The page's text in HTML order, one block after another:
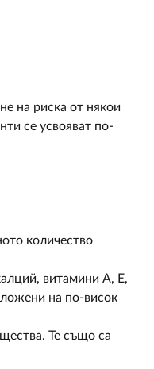
на риска от някои
се усвояват по-
количество
витамини А, Е,
на по-висок
Те също са